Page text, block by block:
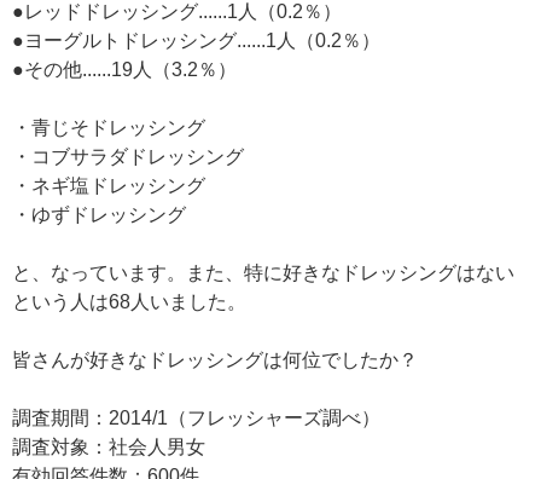
●レッドドレッシング......1人（0.2％）
●ヨーグルトドレッシング......1人（0.2％）
●その他......19人（3.2％）
・青じそドレッシング
・コブサラダドレッシング
・ネギ塩ドレッシング
・ゆずドレッシング
と、なっています。また、特に好きなドレッシングはない
という人は68人いました。
皆さんが好きなドレッシングは何位でしたか？
調査期間：2014/1（フレッシャーズ調べ）
調査対象：社会人男女